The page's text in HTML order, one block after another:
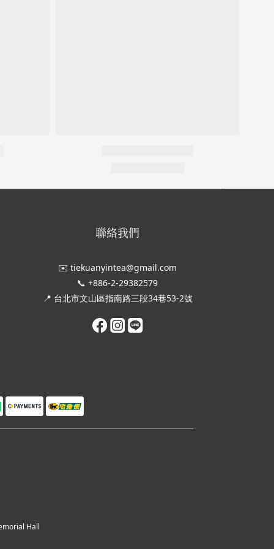
聯絡我們
✉️ tiekuanyintea@gmail.com
📞 +886-2-29382579
📍 台北市文山區指南路三段34巷53-2號
Hall